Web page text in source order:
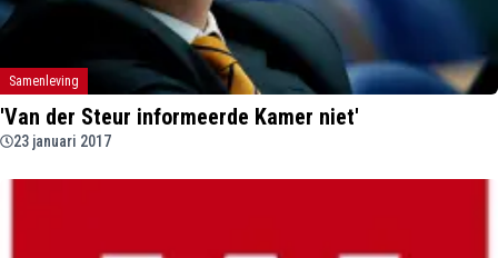
Samenleving
'Van der Steur informeerde Kamer niet'
23 januari 2017